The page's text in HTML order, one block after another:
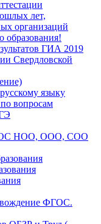
лет,
организаций
образования!
ГИА 2019
Свердловской
языку
вопросам
НОО, ООО, СОО
ФГОС.